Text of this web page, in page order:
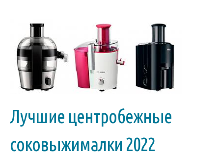
Лучшие центробежные
соковыжималки 2022